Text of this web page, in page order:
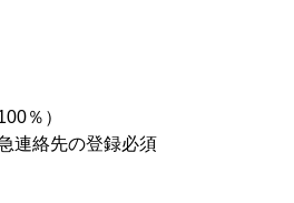
％）
連絡先の登録必須